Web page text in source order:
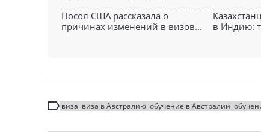
Посол США рассказала о
причинах изменений в визов...
в Индию:
виза виза в Австралию обучение в Австралии